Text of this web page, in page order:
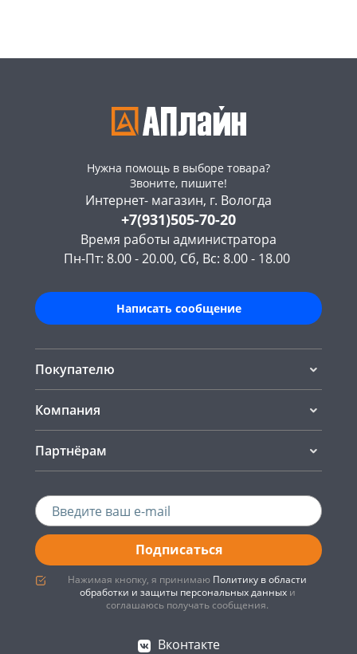
Нужна помощь в выборе товара?
Звоните, пишите!
Интернет- магазин, г. Вологда
+7(931)505-70-20
Время работы администратора
Пн-Пт: 8.00 - 20.00, Сб, Вс: 8.00 - 18.00
Написать сообщение
Покупателю
Компания
Партнёрам
Подписаться
Нажимая кнопку, я принимаю Политику в области
обработки и защиты персональных данныхи
соглашаюсь получать сообщения.
Вконтакте
раз в 2 недели